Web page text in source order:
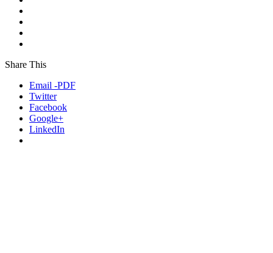
Share This
Email -PDF
Twitter
Facebook
Google+
LinkedIn